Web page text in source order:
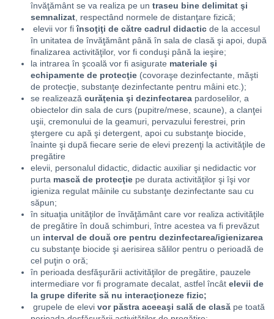
învăţământ se va realiza pe un traseu bine delimitat şi
semnalizat , respectând normele de distanţare fizică;
elevii vor fiînsoţiţi de către cadrul didactic de la accesul
în unitatea de învăţământ până în sala de clasă şi apoi, după
finalizarea activităţilor, vor fi conduşi până la ieşire;
la intrarea în şcoală vor fi asigurate materiale şi
echipamente de protecţie (covoraşe dezinfectante, măşti
de protecţie, substanţe dezinfectante pentru mâini etc.);
se realizează curăţenia şi dezinfectarea pardoselilor, a
obiectelor din sala de curs (pupitre/mese, scaune), a clanţei
uşii, cremonului de la geamuri, pervazului ferestrei, prin
ştergere cu apă şi detergent, apoi cu substanţe biocide,
înainte şi după fiecare serie de elevi prezenţi la activităţile de
pregătire
elevii, personalul didactic, didactic auxiliar şi nedidactic vor
purta mască de protecţie pe durata activităţilor şi îşi vor
igieniza regulat mâinile cu substanţe dezinfectante sau cu
săpun;
în situaţia unităţilor de învăţământ care vor realiza activităţile
de pregătire în două schimburi, între acestea va fi prevăzut
un interval de două ore pentru dezinfectarea/igienizarea
cu substanţe biocide şi aerisirea sălilor pentru o perioadă de
cel puţin o oră;
în perioada desfăşurării activităţilor de pregătire, pauzele
intermediare vor fi programate decalat, astfel încât elevii de
la grupe diferite să nu interacţioneze fizic;
grupele de elevi vor păstra aceeaşi sală de clasă pe toată